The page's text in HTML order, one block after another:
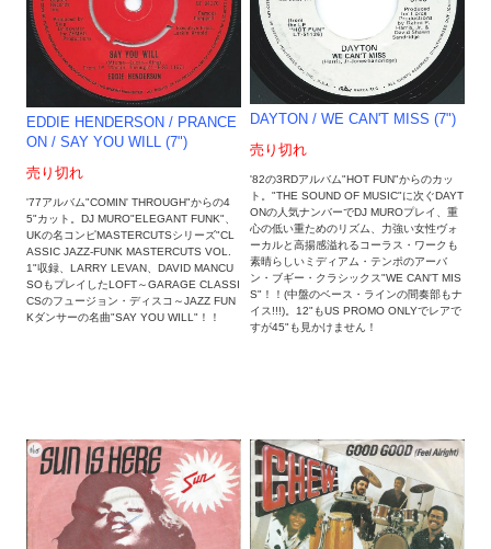
EDDIE HENDERSON ‎/ PRANCE
ON / SAY YOU WILL (7")
売り切れ
'77アルバム"COMIN' THROUGH"からの4
5"カット。DJ MURO"ELEGANT FUNK"、
UKの名コンピMASTERCUTSシリーズ"CL
ASSIC JAZZ-FUNK MASTERCUTS VOL.
1"収録、LARRY LEVAN、DAVID MANCU
SOもプレイしたLOFT～GARAGE CLASSI
CSのフュージョン・ディスコ～JAZZ FUN
Kダンサーの名曲"SAY YOU WILL"！！
DAYTON / WE CAN'T MISS (7")
売り切れ
'82の3RDアルバム"HOT FUN"からのカッ
ト。"THE SOUND OF MUSIC"に次ぐDAYT
ONの人気ナンバーでDJ MUROプレイ、重
心の低い重ためのリズム、力強い女性ヴォ
ーカルと高揚感溢れるコーラス・ワークも
素晴らしいミディアム・テンポのアーバ
ン・ブギー・クラシックス"WE CAN'T MIS
S"！！(中盤のベース・ラインの間奏部もナ
イス!!!)。12"もUS PROMO ONLYでレアで
すが45"も見かけません！